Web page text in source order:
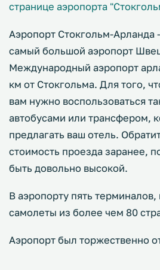
странице аэропорта
Аэропорт Стокгольм-Арланда
самый большой аэропорт
Международный аэропорт
км от Стокгольма. Для того,
вам нужно воспользоваться
автобусами или трансфером,
предлагать ваш отель.
стоимость проезда заранее,
быть довольно высокой.
В аэропорту пять
самолеты из более чем 80
Аэропорт был торжественно